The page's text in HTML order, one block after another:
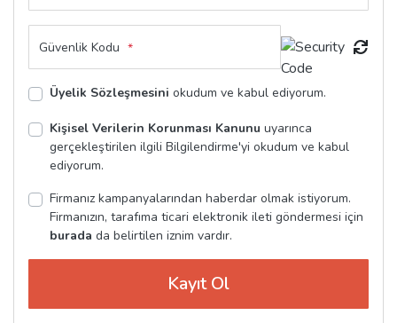
Güvenlik Kodu *
Üyelik Sözleşmesini okudum ve kabul ediyorum.
Kişisel Verilerin Korunması Kanunu uyarınca
gerçekleştirilen ilgili Bilgilendirme'yi okudum ve kabul
ediyorum.
Firmanız kampanyalarından haberdar olmak istiyorum.
Firmanızın, tarafıma ticari elektronik ileti göndermesi için
burada da belirtilen iznim vardır.